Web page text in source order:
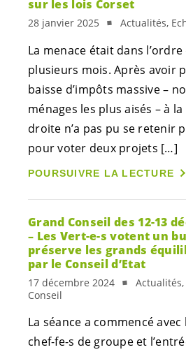
sur les lois Corset
28 janvier 2025 Actualités,
La menace était dans
plusieurs mois. Après avoir
baisse d’impôts massive –
ménages les plus aisés – à
droite n’a pas pu se retenir
pour voter deux projets […]
POURSUIVRE LA LECTURE
Grand Conseil des 12-13
– Les Vert-e-s votent un
préserve les grands
par le Conseil d’Etat
17 décembre 2024
Conseil
La séance a commencé
chef-fe-s de groupe et